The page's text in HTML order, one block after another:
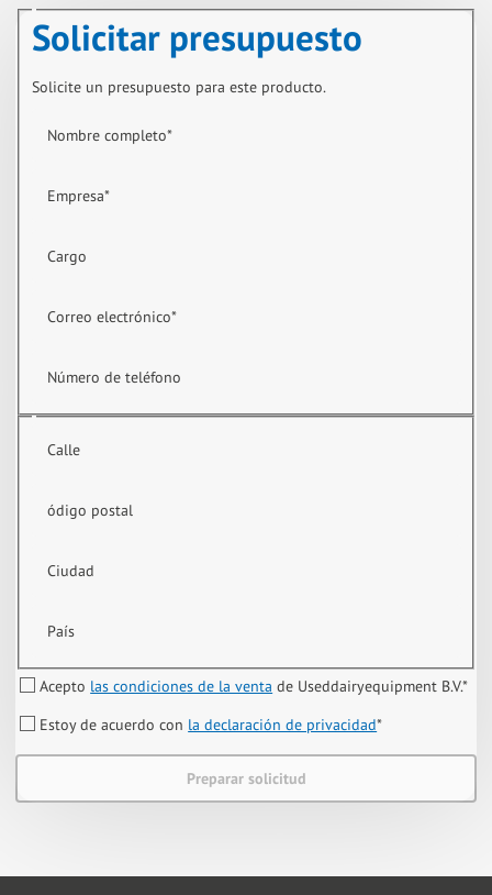
Solicitar presupuesto
Solicite un presupuesto para este producto.
Nombre completo*
Empresa*
Cargo
Correo electrónico*
Número de teléfono
Calle
ódigo postal
Ciudad
País
Acepto las condiciones de la venta de Useddairyequipment B.V.*
Estoy de acuerdo con la declaración de privacidad*
Preparar solicitud